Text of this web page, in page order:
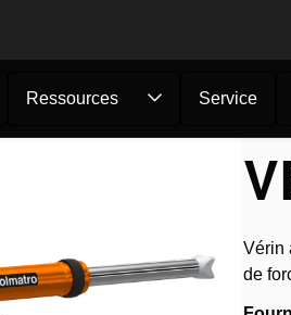
Ressources Service
Vérins /Vérin RA 5332
Vérin
de